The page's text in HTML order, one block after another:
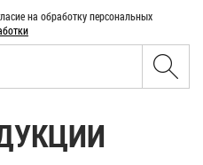
на обработку персональных